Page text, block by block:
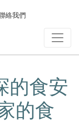
絡我們
的食安
的食